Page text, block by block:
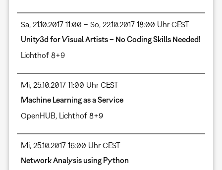
Sa, 21.10.2017 11:00 – So, 22.10.2017 18:00 Uhr CEST
Unity3d for Visual Artists – No Coding Skills Needed!
Lichthof 8+9
Mi, 25.10.2017 11:00 Uhr CEST
Machine Learning as a Service
OpenHUB, Lichthof 8+9
Mi, 25.10.2017 16:00 Uhr CEST
Network Analysis using Python